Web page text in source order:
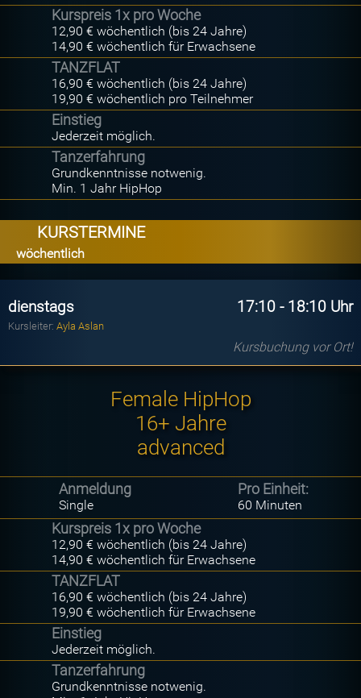
Kurspreis 1x pro Woche
12,90 € wöchentlich (bis 24 Jahre)
14,90 € wöchentlich für Erwachsene
TANZFLAT
16,90 € wöchentlich (bis 24 Jahre)
19,90 € wöchentlich pro Teilnehmer
Einstieg
Jederzeit möglich.
Tanzerfahrung
Grundkenntnisse notwenig.
Min. 1 Jahr HipHop
KURSTERMINE
wöchentlich
dienstags 17:10 - 18:10 Uhr
Kursleiter: Ayla Aslan
Kursbuchung vor Ort!
Female HipHop
16+ Jahre
advanced
Anmeldung
Single
Pro Einheit:
60 Minuten
Kurspreis 1x pro Woche
12,90 € wöchentlich (bis 24 Jahre)
14,90 € wöchentlich für Erwachsene
TANZFLAT
16,90 € wöchentlich (bis 24 Jahre)
19,90 € wöchentlich für Erwachsene
Einstieg
Jederzeit möglich.
Tanzerfahrung
Grundkenntnisse notwenig.